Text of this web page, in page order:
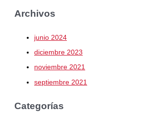
Archivos
junio 2024
diciembre 2023
noviembre 2021
septiembre 2021
Categorías